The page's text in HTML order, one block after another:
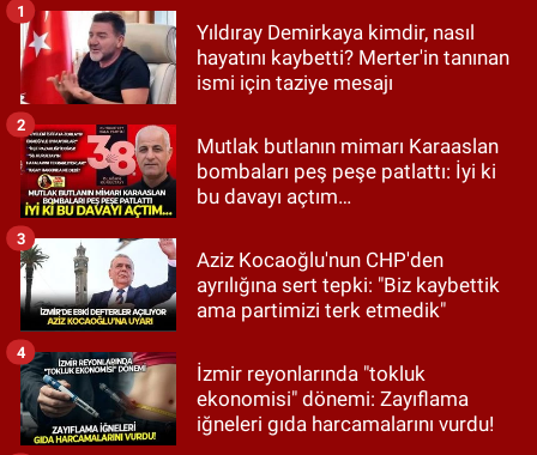
Yıldıray Demirkaya kimdir, nasıl
hayatını kaybetti? Merter'in tanınan
ismi için taziye mesajı
1
Mutlak butlanın mimarı Karaaslan
bombaları peş peşe patlattı: İyi ki
bu davayı açtım…
2
Aziz Kocaoğlu'nun CHP'den
ayrılığına sert tepki: "Biz kaybettik
ama partimizi terk etmedik"
3
İzmir reyonlarında "tokluk
ekonomisi" dönemi: Zayıflama
iğneleri gıda harcamalarını vurdu!
4